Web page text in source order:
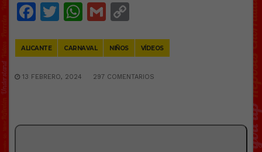
Facebook
Twitter
WhatsApp
Gmail
ALICANTE CARNAVAL NIÑOS VÍDEOS
13 FEBRERO, 2024 297 COMENTARIOS